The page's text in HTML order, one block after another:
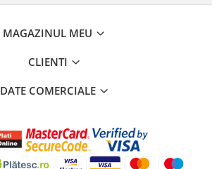
MAGAZINUL MEU
CLIENTI
DATE COMERCIALE